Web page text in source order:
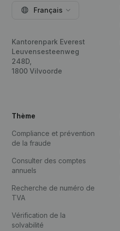
Français
Kantorenpark Everest
Leuvensesteenweg
248D,
1800 Vilvoorde
Thème
Compliance et prévention
de la fraude
Consulter des comptes
annuels
Recherche de numéro de
TVA
Vérification de la
solvabilité